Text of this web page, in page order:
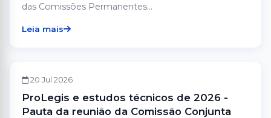
das Comissões Permanentes...
Leia mais
CÂMARA
20 Jul 2026
ProLegis e estudos técnicos de 2026 -
Pauta da reunião da Comissão Conjunta